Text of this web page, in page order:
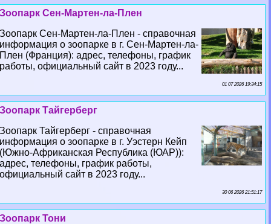
Зоопарк Сен-Мартен-ла-Плен
Зоопарк Сен-Мартен-ла-Плен - справочная
информация о зоопарке в г. Сен-Мартен-ла-
Плен (Франция): адрес, телефоны, график
работы, официальный сайт в 2023 году...
01 07 2026 19:34:15
Зоопарк Тайгерберг
Зоопарк Тайгерберг - справочная
информация о зоопарке в г. Уэстерн Кейп
(Южно-Африканская Республика (ЮАР)):
адрес, телефоны, график работы,
официальный сайт в 2023 году...
30 06 2026 21:51:17
Зоопарк Тони